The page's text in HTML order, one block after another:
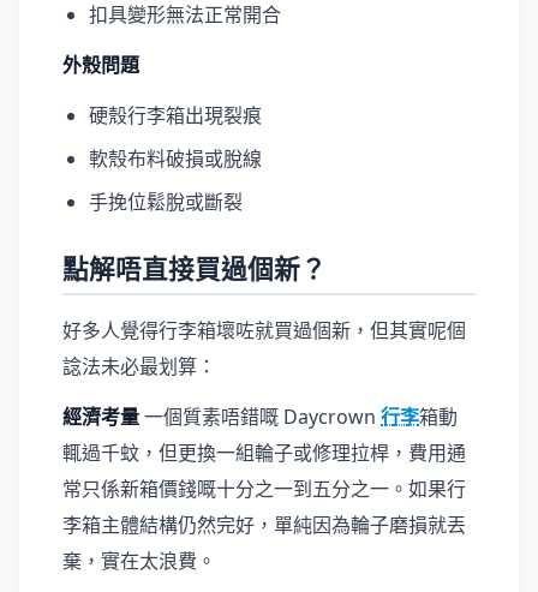
扣具變形無法正常開合
外殼問題
硬殼行李箱出現裂痕
軟殼布料破損或脫線
手挽位鬆脫或斷裂
點解唔直接買過個新？
好多人覺得行李箱壞咗就買過個新，但其實呢個
諗法未必最划算：
經濟考量一個質素唔錯嘅 Daycrown 行李箱動
輒過千蚊，但更換一組輪子或修理拉桿，費用通
常只係新箱價錢嘅十分之一到五分之一。如果行
李箱主體結構仍然完好，單純因為輪子磨損就丟
棄，實在太浪費。